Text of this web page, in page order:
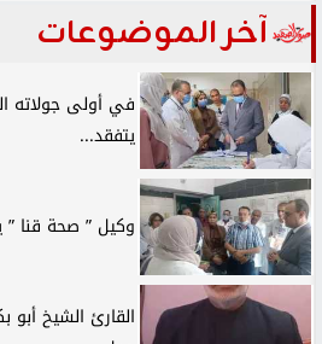
آخر الموضوعات
في أولى جولاته
يتفقد...
وكيل ” صحة قنا ”
القارئ الشيخ